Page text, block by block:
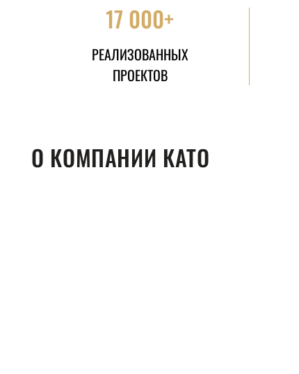
17 000+
РЕАЛИЗОВАННЫХ
ПРОЕКТОВ
О КОМПАНИИ КАТО